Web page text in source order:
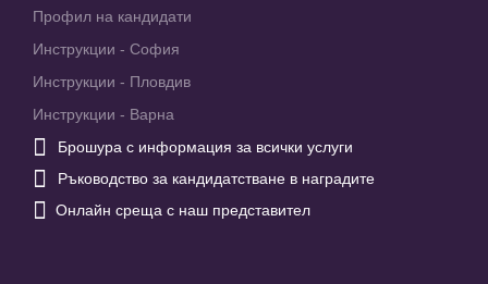
Профил на кандидати
Инструкции - София
Инструкции - Пловдив
Инструкции - Варна
 Брошура с информация за всички услуги
 Ръководство за кандидатстване в наградите
 Онлайн среща с наш представител